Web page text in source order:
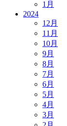
1月
2024
12月
11月
10月
9月
8月
7月
6月
5月
4月
3月